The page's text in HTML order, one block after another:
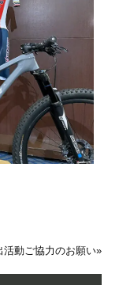
活動ご協力のお願い»